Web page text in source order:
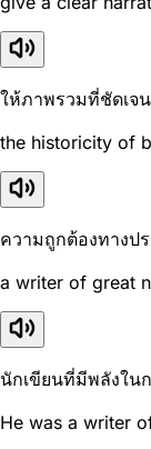
ให้ภาพรวมที่ชัดเจ
the historicity of
ความถูกต้องทางป
a writer of great
นักเขียนที่มีพลังในก
He was a writer